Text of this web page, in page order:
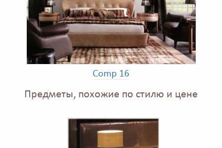
Comp 16
Предметы, похожие по стилю и цене